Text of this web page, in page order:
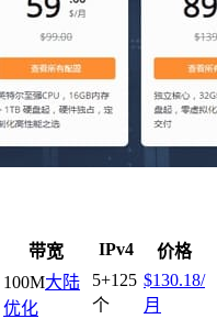
带宽 IPv4
价格
100M大陆
优化
5+125
个
$130.18/
月